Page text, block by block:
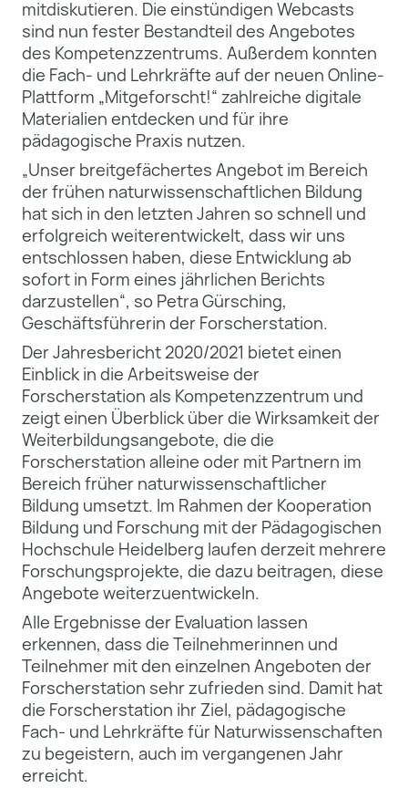
mitdiskutieren. Die einstündigen Webcasts
sind nun fester Bestandteil des Angebotes
des Kompetenzzentrums. Außerdem konnten
die Fach- und Lehrkräfte auf der neuen Online-
Plattform „Mitgeforscht!“ zahlreiche digitale
Materialien entdecken und für ihre
pädagogische Praxis nutzen.
„Unser breitgefächertes Angebot im Bereich
der frühen naturwissenschaftlichen Bildung
hat sich in den letzten Jahren so schnell und
erfolgreich weiterentwickelt, dass wir uns
entschlossen haben, diese Entwicklung ab
sofort in Form eines jährlichen Berichts
darzustellen“, so Petra Gürsching,
Geschäftsführerin der Forscherstation.
Der Jahresbericht 2020/2021 bietet einen
Einblick in die Arbeitsweise der
Forscherstation als Kompetenzzentrum und
zeigt einen Überblick über die Wirksamkeit der
Weiterbildungsangebote, die die
Forscherstation alleine oder mit Partnern im
Bereich früher naturwissenschaftlicher
Bildung umsetzt. Im Rahmen der Kooperation
Bildung und Forschung mit der Pädagogischen
Hochschule Heidelberg laufen derzeit mehrere
Forschungsprojekte, die dazu beitragen, diese
Angebote weiterzuentwickeln.
Alle Ergebnisse der Evaluation lassen
erkennen, dass die Teilnehmerinnen und
Teilnehmer mit den einzelnen Angeboten der
Forscherstation sehr zufrieden sind. Damit hat
die Forscherstation ihr Ziel, pädagogische
Fach- und Lehrkräfte für Naturwissenschaften
zu begeistern, auch im vergangenen Jahr
erreicht.